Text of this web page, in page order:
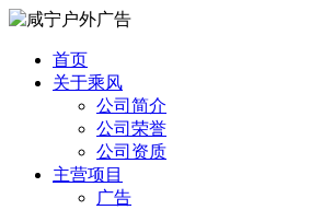
首页
关于乘风
公司简介
公司荣誉
公司资质
主营项目
广告